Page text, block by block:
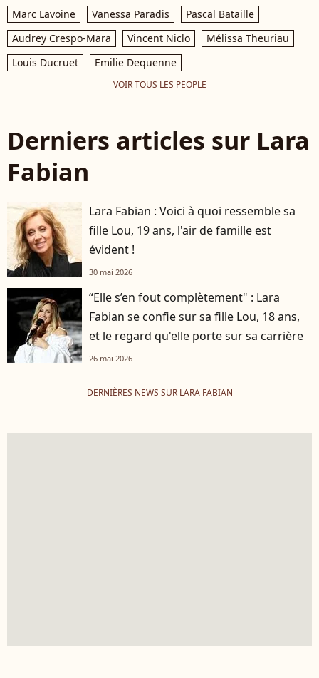
Marc Lavoine Vanessa Paradis
Pascal Bataille
Audrey Crespo-Mara
Vincent Niclo
Mélissa Theuriau
Louis Ducruet
Emilie Dequenne
VOIR TOUS LES PEOPLE
Derniers articles sur Lara
Fabian
Lara Fabian : Voici à quoi ressemble sa
fille Lou, 19 ans, l'air de famille est
évident !
30 mai 2026
“Elle s’en fout complètement" : Lara
Fabian se confie sur sa fille Lou, 18 ans,
et le regard qu'elle porte sur sa carrière
26 mai 2026
DERNIÈRES NEWS SUR LARA FABIAN